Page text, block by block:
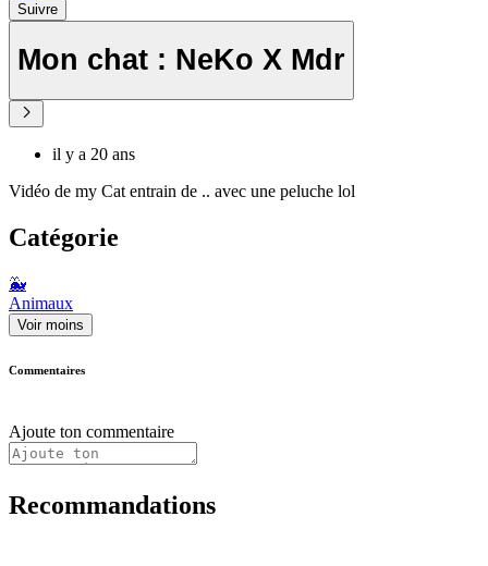
Suivre
Mon chat : NeKo X Mdr
il y a 20 ans
Vidéo de my Cat entrain de .. avec une peluche lol
Catégorie
🐳
Animaux
Voir moins
Commentaires
Ajoute ton commentaire
Recommandations